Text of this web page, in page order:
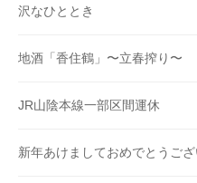
沢なひととき
地酒「香住鶴」〜立春搾り〜
JR山陰本線一部区間運休
新年あけましておめでとうござ